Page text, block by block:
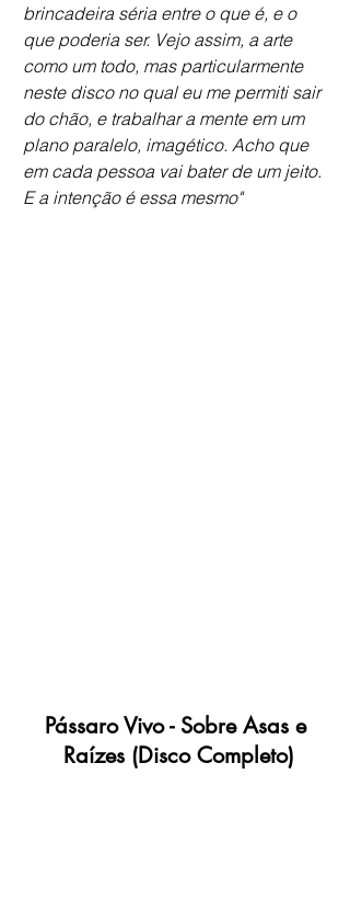
brincadeira séria entre o que é, e o
que poderia ser. Vejo assim, a arte
como um todo, mas particularmente
neste disco no qual eu me permiti sair
do chão, e trabalhar a mente em um
plano paralelo, imagético. Acho que
em cada pessoa vai bater de um jeito.
E a intenção é essa mesmo"
Pássaro Vivo - Sobre Asas e
Raízes (Disco Completo)